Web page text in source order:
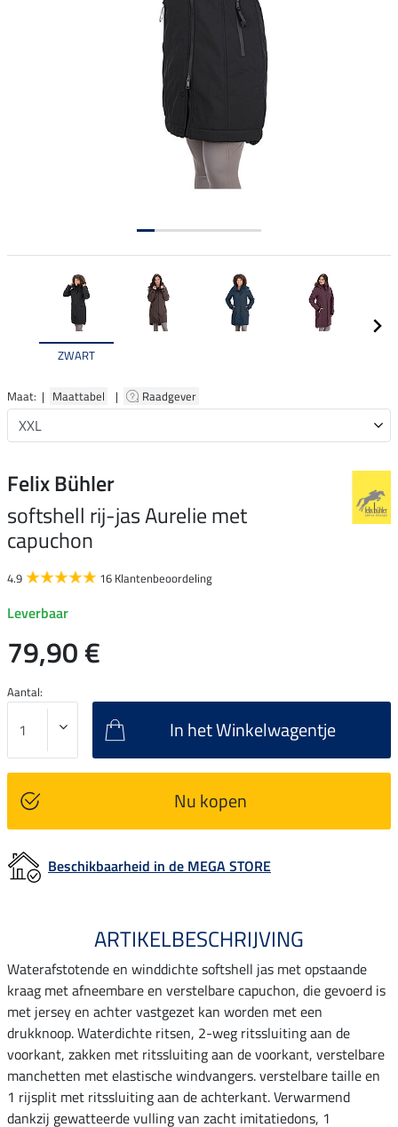
ZWART
Maat: | Maattabel | Raadgever
Felix Bühler
softshell rij-jas Aurelie met
capuchon
4.9 16 Klantenbeoordeling
Leverbaar
79,90 €
Aantal:
In het Winkelwagentje
Nu kopen
Beschikbaarheid in de MEGA STORE
ARTIKELBESCHRIJVING
Waterafstotende en winddichte softshell jas met opstaande
kraag met afneembare en verstelbare capuchon, die gevoerd is
met jersey en achter vastgezet kan worden met een
drukknoop. Waterdichte ritsen, 2-weg ritssluiting aan de
voorkant, zakken met ritssluiting aan de voorkant, verstelbare
manchetten met elastische windvangers. verstelbare taille en
1 rijsplit met ritssluiting aan de achterkant. Verwarmend
dankzij gewatteerde vulling van zacht imitatiedons, 1